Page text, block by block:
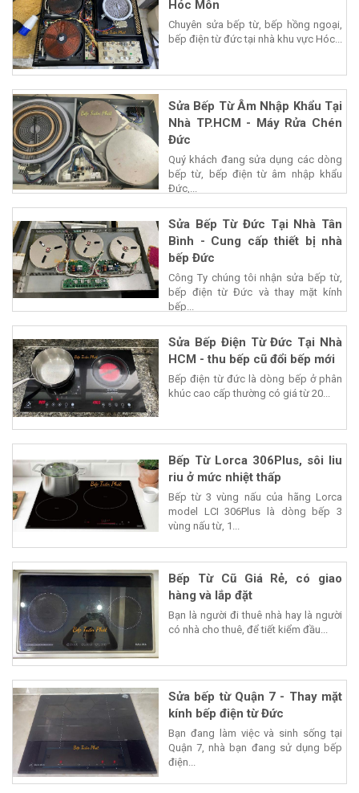
Hóc Môn
Chuyên sửa bếp từ, bếp hồng ngoại,
bếp điện từ đức tại nhà khu vực Hóc...
Sửa Bếp Từ Âm Nhập Khẩu Tại
Nhà TP.HCM - Máy Rửa Chén
Đức
Quý khách đang sửa dụng các dòng
bếp từ, bếp điện từ âm nhập khẩu
Đức,...
Sửa Bếp Từ Đức Tại Nhà Tân
Bình - Cung cấp thiết bị nhà
bếp Đức
Công Ty chúng tôi nhận sửa bếp từ,
bếp điện từ Đức và thay mặt kính
bếp...
Sửa Bếp Điện Từ Đức Tại Nhà
HCM - thu bếp cũ đổi bếp mới
Bếp điện từ đức là dòng bếp ở phân
khúc cao cấp thường có giá từ 20...
Bếp Từ Lorca 306Plus, sôi liu
riu ở mức nhiệt thấp
Bếp từ 3 vùng nấu của hãng Lorca
model LCI 306Plus là dòng bếp 3
vùng nấu từ, 1...
Bếp Từ Cũ Giá Rẻ, có giao
hàng và lắp đặt
Bạn là người đi thuê nhà hay là người
có nhà cho thuê, để tiết kiểm đầu...
Sửa bếp từ Quận 7 - Thay mặt
kính bếp điện từ Đức
Bạn đang làm việc và sinh sống tại
Quận 7, nhà bạn đang sử dụng bếp
điện...